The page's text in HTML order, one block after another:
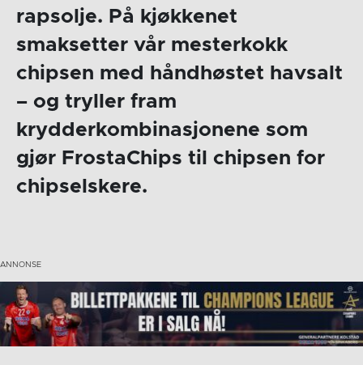
rapsolje. På kjøkkenet
smaksetter vår mesterkokk
chipsen med håndhøstet havsalt
– og tryller fram
krydderkombinasjonene som
gjør FrostaChips til chipsen for
chipselskere.